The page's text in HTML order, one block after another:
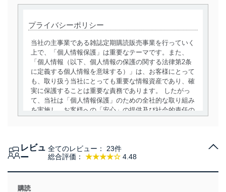
プライバシーポリシー
当社の主事業である雑誌定期購読販売事業を行っていく
上で、「個人情報保護」は重要なテーマです。また、
「個人情報（以下、個人情報の保護の関する法律第2条
に定義する個人情報を意味する）」は、お客様にとって
も、取り扱う当社にとっても重要な情報資産であり、確
実に保護することは重要な責務であります。 したがっ
て、当社は「個人情報保護」のための全社的な取り組み
を実施し、お客様への「安心」の提供及び社会的責任の
当社は、個人情報の取得・利用・提供に際して、その利
レビュ
ー
総合評価： ★★★★☆ 4.48
全てのレビュー： 23件
購読